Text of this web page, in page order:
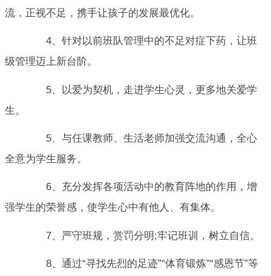
流，正视不足，携手让孩子的发展最优化。
4、针对以前班队管理中的不足对症下药，让班
级管理迈上新台阶。
5、以爱为契机，走进学生心灵，更多地关爱学
生。
5、与任课教师、生活老师加强交流沟通，全心
全意为学生服务。
6、充分发挥各项活动中的教育阵地的作用，增
强学生的荣誉感，使学生心中有他人、有集体。
7、严守班规，赏罚分明;牢记班训，树立自信。
8、通过“寻找先烈的足迹”“体育锻炼”“感恩节”等